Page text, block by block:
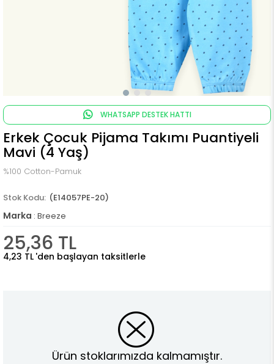
WHATSAPP DESTEK HATTI
Erkek Çocuk Pijama Takımı Puantiyeli
Mavi (4 Yaş)
%100 Cotton-Pamuk
(E14057PE-20)
Marka : Breeze
25,36 TL
4,23 TL 'den başlayan taksitlerle
Ürün stoklarımızda kalmamıştır.